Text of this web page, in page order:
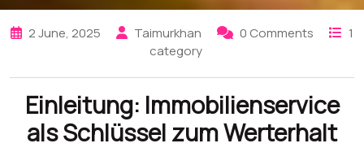
2 June, 2025 Taimurkhan 0 Comments
1
category
Einleitung: Immobilienservice
als Schlüssel zum Werterhalt